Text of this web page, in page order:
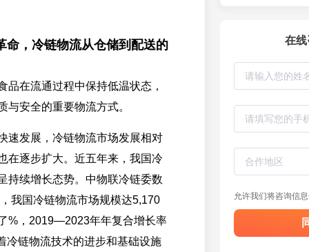
命，冷链物流从仓储到配送的
品在流通过程中保持低温状态，
与安全的重要物流方式。
速发展，冷链物流市场发展相对
在逐步扩大。近五年来，我国冷
持续增长态势。中物联冷链委数
我国冷链物流市场规模达5,170
%，2019—2023年年复合增长率
冷链物流技术的进步和基础设施
在
允许我们将咨询信